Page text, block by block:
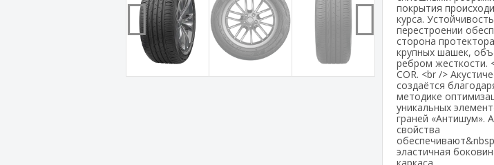
покрытия
курса.
перестроении
сторона
крупных шашек,
ребром жесткости.
COR. <br />
создаётся
методике
уникальных
граней «Антишум».
свойства
эластичная